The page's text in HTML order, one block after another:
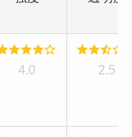
4.0 2.5